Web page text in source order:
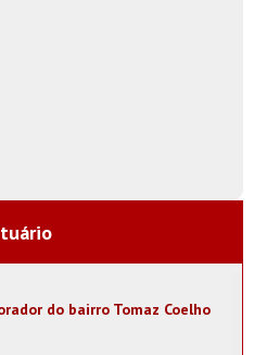
do bairro Tomaz Coelho